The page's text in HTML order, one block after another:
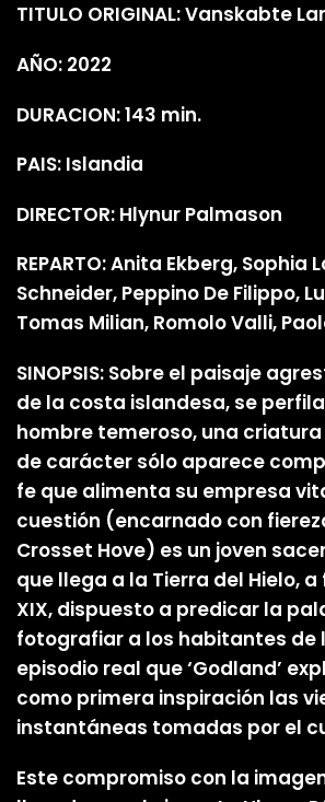
TITULO ORIGINAL: Vanskabte
AÑO: 2022
DURACION: 143 min.
PAIS: Islandia
DIRECTOR: Hlynur Palmason
REPARTO: Anita Ekberg, Sophia
Schneider, Peppino De Filippo,
Tomas Milian, Romolo Valli,
SINOPSIS: Sobre el paisaje
de la costa islandesa, se
hombre temeroso, una
de carácter sólo aparece
fe que alimenta su empresa
cuestión (encarnado con
Crosset Hove) es un joven
que llega a la Tierra del Hielo,
XIX, dispuesto a predicar la
fotografiar a los habitantes de
episodio real que ‘Godland’
como primera inspiración las
instantáneas tomadas por el
Este compromiso con la